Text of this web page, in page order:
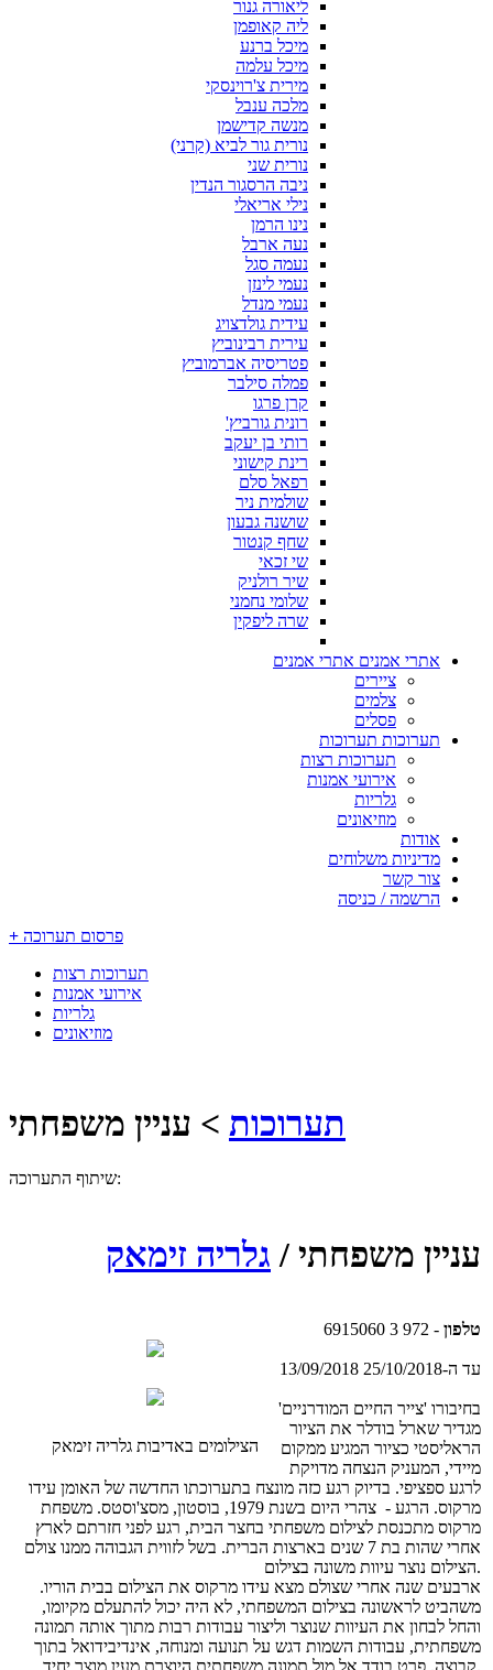
ליאורה גנור
ליה קאופמן
מיכל ברנע
מיכל עלמה
מירית צ'רוינסקי
מלכה ענבל
מנשה קדישמן
נורית גור לביא (קרני)
נורית שני
ניבה הרסגור הנדין
נילי אריאלי
נינו הרמן
נעה ארבל
נעמה סגל
נעמי לינזן
נעמי מנדל
עידית גולדצויג
עירית רבינוביץ
פטריסיה אברמוביץ
פמלה סילבר
קרן פרגו
רונית גורביץ'
רותי בן יעקב
רינת קישוני
רפאל סלם
שולמית ניר
שושנה גבעון
שחף קנטור
שי זכאי
שיר רולניק
שלומי נחמני
שרה ליפקין
אתרי אמנים אתרי אמנים
ציירים
צלמים
פסלים
תערוכות תערוכות
תערוכות רצות
אירועי אמנות
גלריות
מוזיאונים
אודות
מדיניות משלוחים
צור קשר
הרשמה / כניסה
+ פרסום תערוכה
תערוכות רצות
אירועי אמנות
גלריות
מוזיאונים
תערוכות > עניין משפחתי
שיתוף התערוכה:
עניין משפחתי / גלריה זימאק
טלפון - 972 3 6915060
הצילומים באדיבות גלריה זימאק
13/09/2018 עד ה-25/10/2018
בחיבורו 'צייר החיים המודרניים'
מגדיר שארל בודלר את הציור
הראליסטי כציור המגיע ממקום
מיידי, המעניק הנצחה מדויקת
לרגע ספציפי. בדיוק רגע כזה מונצח בתערוכתו החדשה של האומן עידו
מרקוס. הרגע - צהרי היום בשנת 1979, בוסטון, מסצ'וסטס. משפחת
מרקוס מתכנסת לצילום משפחתי בחצר הבית, רגע לפני חזרתם לארץ
אחרי שהות בת 7 שנים בארצות הברית. בשל לזווית הגבוהה ממנו צולם
הצילום נוצר עיוות משונה בצילום.
ארבעים שנה אחרי שצולם מצא עידו מרקוס את הצילום בבית הוריו.
משהביט לראשונה בצילום המשפחתי, לא היה יכול להתעלם מקיומו,
והחל לבחון את העיוות שנוצר וליצור עבודות רבות מתוך אותה תמונה
משפחתית, עבודות השמות דגש על תנועה ומנוחה, אינדיבידואל בתוך
קבוצה, פרט בודד אל מול תמונה משפחתית היוצרת מעין מוצר יחיד.